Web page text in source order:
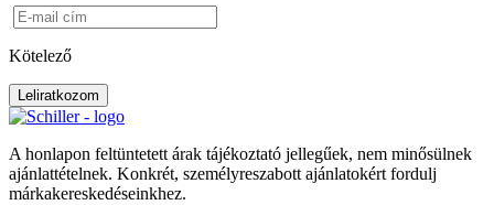
Kötelező
Leliratkozom
A honlapon feltüntetett árak tájékoztató jellegűek, nem minősülnek
ajánlattételnek. Konkrét, személyreszabott ajánlatokért fordulj
márkakereskedéseinkhez.